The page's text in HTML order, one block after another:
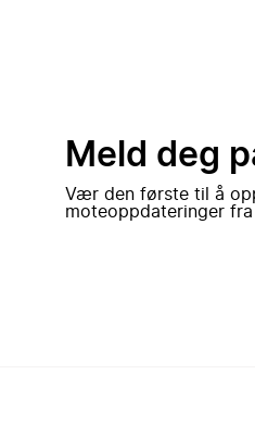
Meld deg
Vær den første til å
moteoppdateringer